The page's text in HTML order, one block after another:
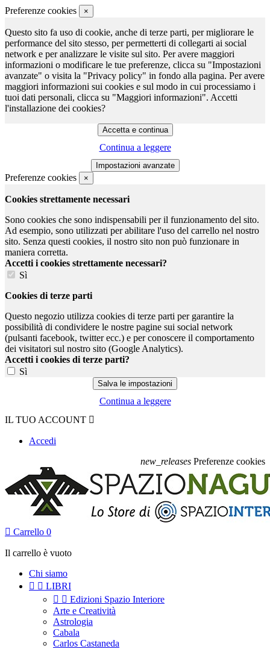
Preferenze cookies ×
Questo sito fa uso di cookie, anche di terze parti, per migliorare le
performance del sito stesso, per permetterti di collegarti ai social
network e per analizzare le visite sul sito. Per avere maggiori
informazioni o modificare le tue preferenze, clicca su "Impostazioni
avanzate" o visita la "Privacy policy" in fondo alla pagina. Per avere
maggiori informazioni sui cookies e sul modo in cui processiamo i
tuoi dati personali, clicca su "Maggiori informazioni". Accetti
l'installazione dei cookies?
Continua a leggere
Preferenze cookies ×
Cookies strettamente necessari
Sono cookies che sono indispensabili per il funzionamento del sito.
Ad esempio, sono utilizzati per abilitare l'uso del carrello nel nostro
sito. Senza questi cookies, il nostro sito non può funzionare in
maniera corretta.
Accetti i cookies strettamente necessari?
Sì
Cookies di terze parti
Questo negozio utilizza cookies di terze parti per garantire la
possibilità di condividere le nostre pagine sui social network
(pulsanti facebook, twitter ecc.) e per conoscere il comportamento
dei visitatori sul nostro sito (Google Analytics).
Accetti i cookies di terze parti?
Sì
Continua a leggere
IL TUO ACCOUNT 
Accedi
new_releases Preferenze cookies
 Carrello 0
Il carrello è vuoto
Chi siamo
  LIBRI
  Edizioni Spazio Interiore
Arte e Creatività
Astrologia
Cabala
Carlos Castaneda